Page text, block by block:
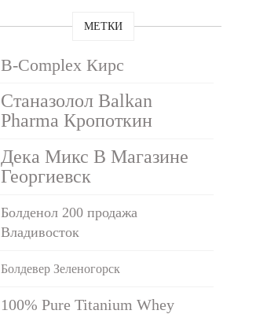
МЕТКИ
B-Complex Кирс
Станазолол Balkan
Pharma Кропоткин
Дека Микс В Магазине
Георгиевск
Болденол 200 продажа
Владивосток
Болдевер Зеленогорск
100% Pure Titanium Whey